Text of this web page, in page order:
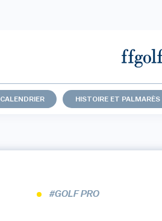
CALENDRIER HISTOIRE ET PALMARÈS
#GOLF PRO